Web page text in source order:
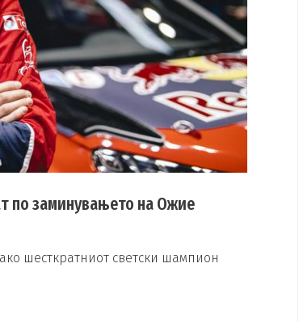
по заминувањето на Ожие
шесткратниот светски шампион